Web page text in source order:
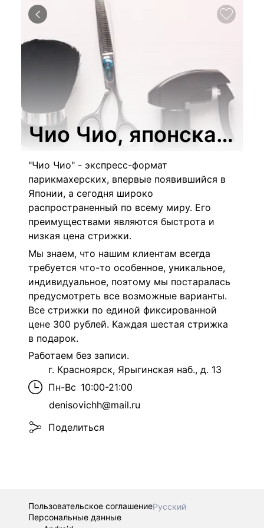
Чио Чио, японская
"Чио Чио" - экспресс-формат
парикмахерских, впервые появившийся в
Японии, а сегодня широко
распространенный по всему миру. Его
преимуществами являются быстрота и
низкая цена стрижки.
Мы знаем, что нашим клиентам всегда
требуется что-то особенное, уникальное,
индивидуальное, поэтому мы постаралась
предусмотреть все возможные варианты.
Все стрижки по единой фиксированной
цене 300 рублей. Каждая шестая стрижка
в подарок.
Работаем без записи.
г. Красноярск, Ярыгинская наб., д. 13
Пн-Вс 10:00-21:00
denisovichh@mail.ru
Поделиться
Пользовательское соглашениеРусский
Персональные данные